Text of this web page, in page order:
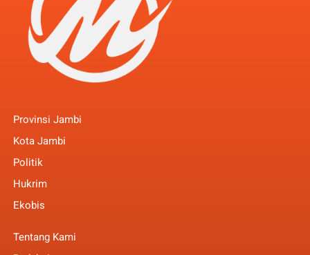
Provinsi Jambi
Kota Jambi
Politik
Hukrim
Ekobis
Tentang Kami